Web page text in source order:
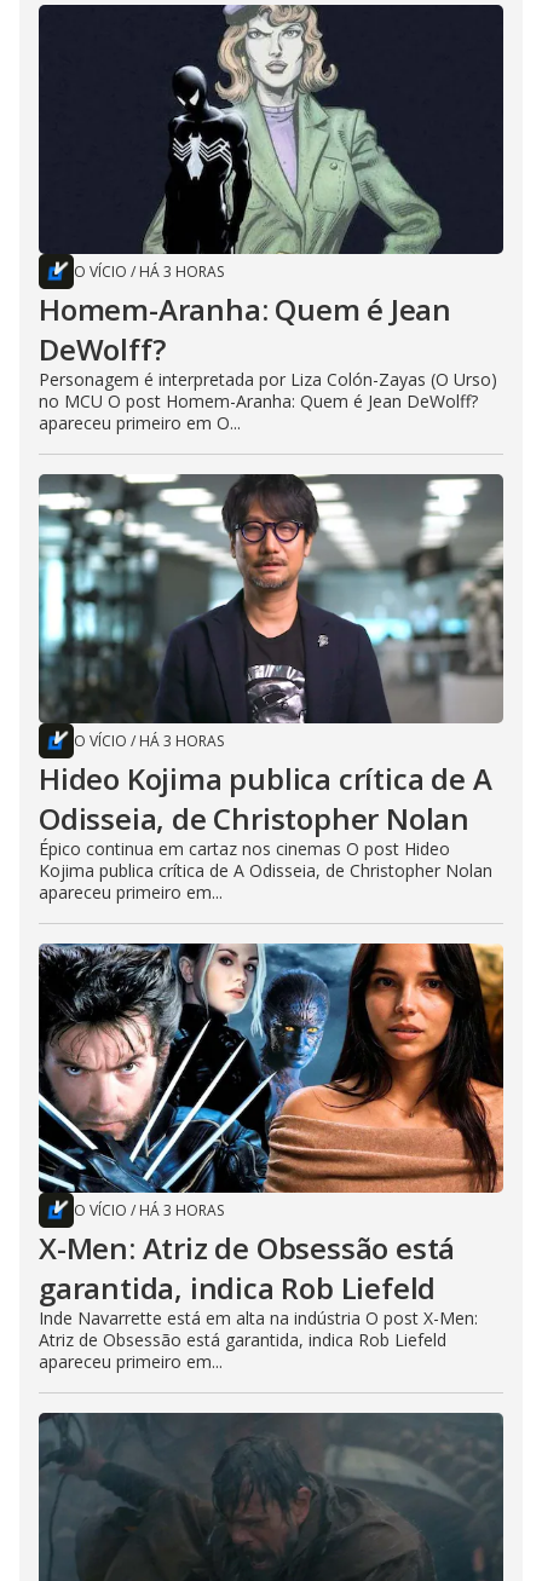
O VÍCIO / HÁ 3 HORAS
Homem-Aranha: Quem é Jean
DeWolff?
Personagem é interpretada por Liza Colón-Zayas (O Urso)
no MCU O post Homem-Aranha: Quem é Jean DeWolff?
apareceu primeiro em O...
O VÍCIO / HÁ 3 HORAS
Hideo Kojima publica crítica de A
Odisseia, de Christopher Nolan
Épico continua em cartaz nos cinemas O post Hideo
Kojima publica crítica de A Odisseia, de Christopher Nolan
apareceu primeiro em...
O VÍCIO / HÁ 3 HORAS
X-Men: Atriz de Obsessão está
garantida, indica Rob Liefeld
Inde Navarrette está em alta na indústria O post X-Men:
Atriz de Obsessão está garantida, indica Rob Liefeld
apareceu primeiro em...